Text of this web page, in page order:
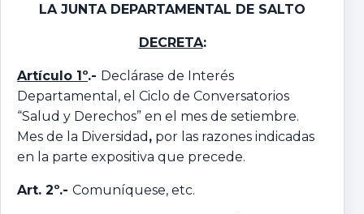
LA JUNTA DEPARTAMENTAL DE SALTO
DECRETA:
Artículo 1º.- Declárase de Interés
Departamental, el Ciclo de Conversatorios
“Salud y Derechos” en el mes de setiembre.
Mes de la Diversidad , por las razones indicadas
en la parte expositiva que precede.
Art. 2º.- Comuníquese, etc.